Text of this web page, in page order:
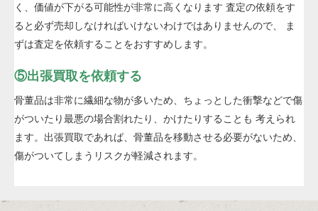
く、価値が下がる可能性が非常に高くなります 査定の依頼をす
ると必ず売却しなければいけないわけではありませんので、 ま
ずは査定を依頼することをおすすめします。
⑤出張買取を依頼する
骨董品は非常に繊細な物が多いため、ちょっとした衝撃などで傷
がついたり最悪の場合割れたり、かけたりすることも 考えられ
ます。出張買取であれば、骨董品を移動させる必要がないため、
傷がついてしまうリスクが軽減されます。